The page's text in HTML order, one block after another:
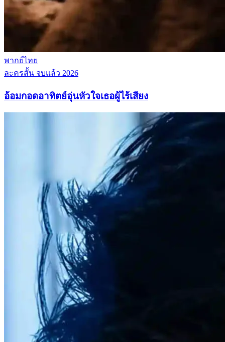
พากย์ไทย
ละครสั้น จบแล้ว 2026
อ้อมกอดอาทิตย์อุ่นหัวใจเธอผู้ไร้เสียง